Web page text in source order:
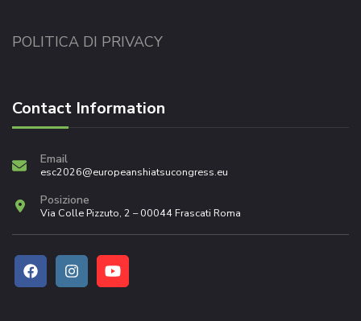
POLITICA DI PRIVACY
Contact Information
Email
esc2026@europeanshiatsucongress.eu
Posizione
Via Colle Pizzuto, 2 – 00044 Frascati Roma